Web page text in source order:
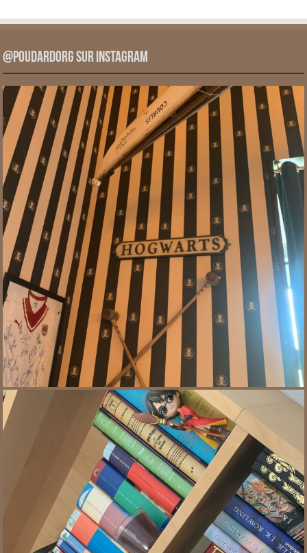
@PoudardOrg sur Instagram